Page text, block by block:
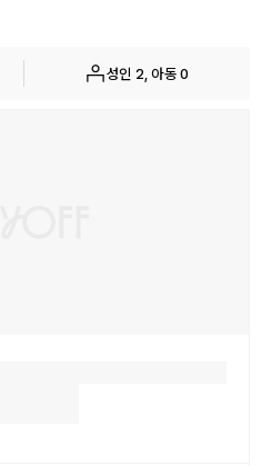
성인 2, 아동 0